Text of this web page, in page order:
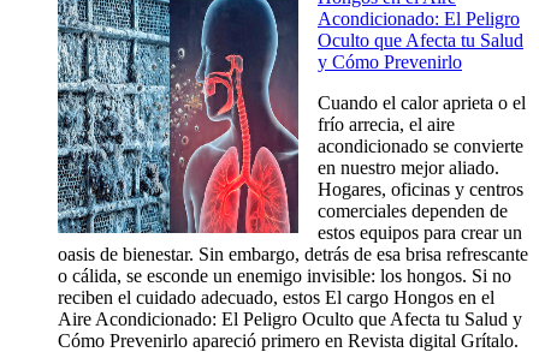
Acondicionado: El Peligro
Oculto que Afecta tu Salud
y Cómo Prevenirlo
Cuando el calor aprieta o el
frío arrecia, el aire
acondicionado se convierte
en nuestro mejor aliado.
Hogares, oficinas y centros
comerciales dependen de
estos equipos para crear un
oasis de bienestar. Sin embargo, detrás de esa brisa refrescante
o cálida, se esconde un enemigo invisible: los hongos. Si no
reciben el cuidado adecuado, estos El cargo Hongos en el
Aire Acondicionado: El Peligro Oculto que Afecta tu Salud y
Cómo Prevenirlo apareció primero en Revista digital Grítalo.